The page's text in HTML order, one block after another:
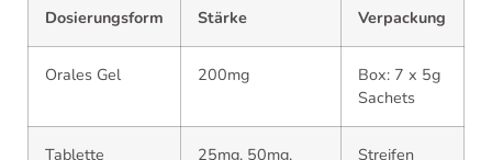
Dosierungsform Stärke Verpackung
Orales Gel 200mg
Box: 7 x 5g
Sachets
Tablette 25mg, 50mg, Streifen